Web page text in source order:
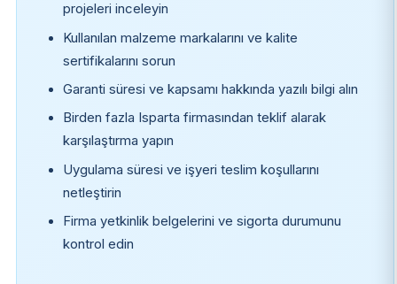
projeleri inceleyin
Kullanılan malzeme markalarını ve kalite
sertifikalarını sorun
Garanti süresi ve kapsamı hakkında yazılı bilgi alın
Birden fazla Isparta firmasından teklif alarak
karşılaştırma yapın
Uygulama süresi ve işyeri teslim koşullarını
netleştirin
Firma yetkinlik belgelerini ve sigorta durumunu
kontrol edin